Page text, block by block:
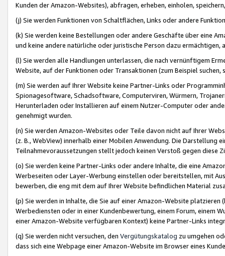
Kunden der Amazon-Websites), abfragen, erheben, einholen,
(j) Sie werden Funktionen von Schaltflächen, Links oder andere
(k) Sie werden keine Bestellungen oder andere Geschäfte über eine
und keine andere natürliche oder juristische Person dazu
(l) Sie werden alle Handlungen unterlassen, die nach vernünftigem
Website, auf der Funktionen oder Transaktionen (zum Beispiel
(m) Sie werden auf Ihrer Website keine Partner-Links oder
Spionagesoftware, Schadsoftware, Computerviren, Würmern,
Herunterladen oder Installieren auf einem Nutzer-Computer oder
genehmigt wurden.
(n) Sie werden Amazon-Websites oder Teile davon nicht auf Ihrer
(z. B., WebView) innerhalb einer Mobilen Anwendung. Die Darstellung
Teilnahmevoraussetzungen stellt jedoch keinen Verstoß gegen diese
(o) Sie werden keine Partner-Links oder andere Inhalte, die eine
Werbeseiten oder Layer-Werbung einstellen oder bereitstellen, mit
bewerben, die eng mit dem auf Ihrer Website befindlichen Material
(p) Sie werden in Inhalte, die Sie auf einer Amazon-Website
Werbediensten oder in einer Kundenbewertung, einem Forum, einem
einer Amazon-Website verfügbaren Kontext) keine Partner-Links
(q) Sie werden nicht versuchen, den Vergütungskatalog zu umgehen
dass sich eine Webpage einer Amazon-Website im Browser eines